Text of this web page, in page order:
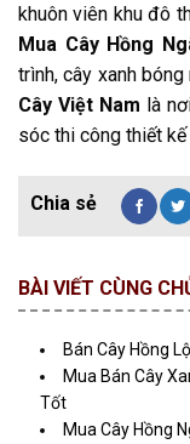
khuôn viên khu đô
Mua Cây Hồng
trình, cây xanh bóng
Cây Việt Nam là
sóc thi công thiết
BÀI VIẾT CÙNG
Bán Cây Hồng
Mua Bán Cây
Tốt
Mua Cây Hồng